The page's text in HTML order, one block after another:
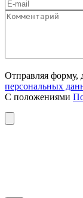
Отправляя форму,
персональных
С положениями